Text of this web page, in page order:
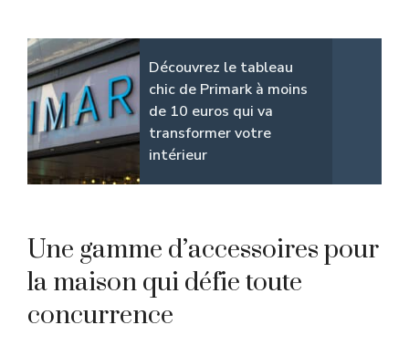
Découvrez le tableau
chic de Primark à moins
de 10 euros qui va
transformer votre
intérieur
Une gamme d’accessoires pour
la maison qui défie toute
concurrence